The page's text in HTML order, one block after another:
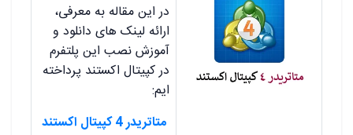
در این مقاله به معرفی،
ارائه لینک های دانلود و
آموزش نصب این پلتفرم
در کپیتال اکستند پرداخته
ایم:
متاتریدر 4 کپیتال اکستند